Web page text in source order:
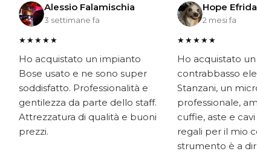
Alessio Falamischia
3 settimane fa
★★★★★
Ho acquistato un impianto
Bose usato e ne sono super
soddisfatto. Professionalità e
gentilezza da parte dello staff.
Attrezzatura di qualità e buoni
prezzi.
Hope Efrida
2 mesi fa
★★★★★
Ho acquistato un
contrabbasso
Stanzani, un
professionale,
cuffie, aste e
regali per il mio
strumento è a